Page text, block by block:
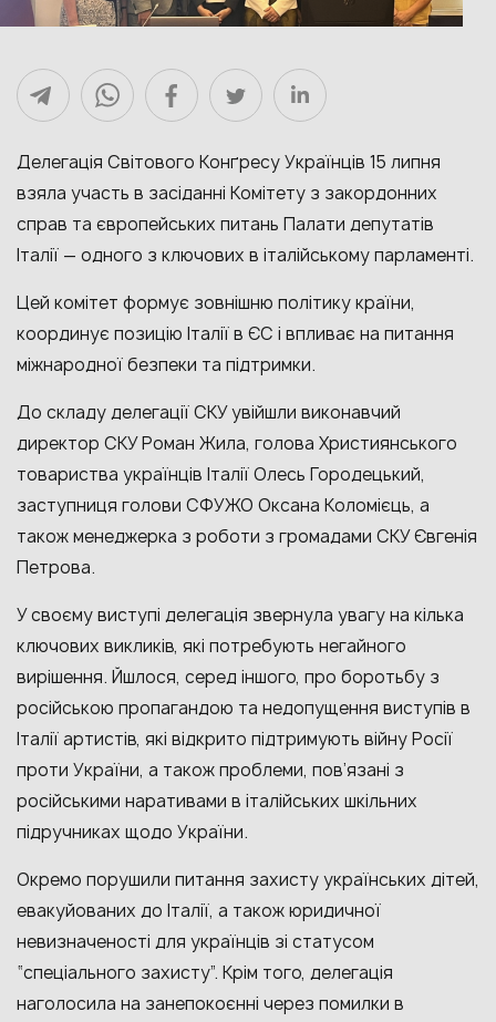
Делегація Світового Конґресу Українців 15 липня
взяла участь в засіданні Комітету з закордонних
справ та європейських питань Палати депутатів
Італії — одного з ключових в італійському парламенті.
Цей комітет формує зовнішню політику країни,
координує позицію Італії в ЄС і впливає на питання
міжнародної безпеки та підтримки.
До складу делегації СКУ увійшли виконавчий
директор СКУ Роман Жила, голова Християнського
товариства українців Італії Олесь Городецький,
заступниця голови СФУЖО Оксана Коломієць, а
також менеджерка з роботи з громадами СКУ Євгенія
Петрова.
У своєму виступі делегація звернула увагу на кілька
ключових викликів, які потребують негайного
вирішення. Йшлося, серед іншого, про боротьбу з
російською пропагандою та недопущення виступів в
Італії артистів, які відкрито підтримують війну Росії
проти України, а також проблеми, пов’язані з
російськими наративами в італійських шкільних
підручниках щодо України.
Окремо порушили питання захисту українських дітей,
евакуйованих до Італії, а також юридичної
невизначеності для українців зі статусом
“спеціального захисту”. Крім того, делегація
наголосила на занепокоєнні через помилки в